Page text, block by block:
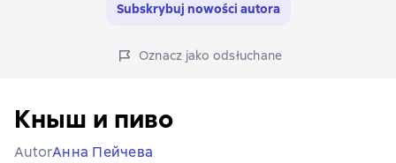
Subskrybuj nowości autora
Oznacz jako odsłuchane
Кныш и пиво
AutorАнна Пейчева